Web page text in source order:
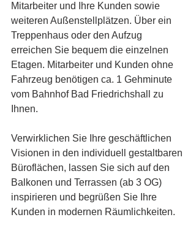
Mitarbeiter und Ihre Kunden sowie
weiteren Außenstellplätzen. Über ein
Treppenhaus oder den Aufzug
erreichen Sie bequem die einzelnen
Etagen. Mitarbeiter und Kunden ohne
Fahrzeug benötigen ca. 1 Gehminute
vom Bahnhof Bad Friedrichshall zu
Ihnen.
Verwirklichen Sie Ihre geschäftlichen
Visionen in den individuell gestaltbaren
Büroflächen, lassen Sie sich auf den
Balkonen und Terrassen (ab 3 OG)
inspirieren und begrüßen Sie Ihre
Kunden in modernen Räumlichkeiten.